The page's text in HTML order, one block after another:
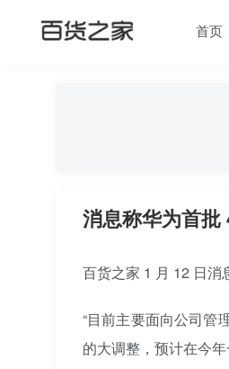
首页
消息称华为首
百货之家 1 月 12 日消
“目前主要面向公司管
的大调整，预计在今年